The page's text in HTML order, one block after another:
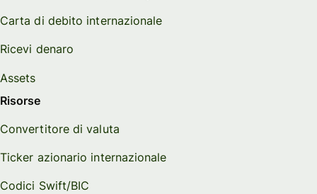
Carta di debito internazionale
Ricevi denaro
Assets
Risorse
Convertitore di valuta
Ticker azionario internazionale
Codici Swift/BIC